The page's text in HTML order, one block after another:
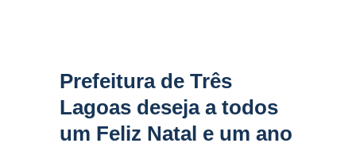
Prefeitura de Três
Lagoas deseja a todos
um Feliz Natal e um ano